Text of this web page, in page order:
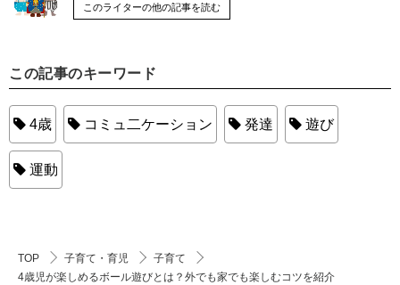
このライターの他の記事を読む
この記事のキーワード
4歳 コミュ二ケーション 発達 遊び
運動
TOP 子育て・育児
子育て
4歳児が楽しめるボール遊びとは？外でも家でも楽しむコツを紹介